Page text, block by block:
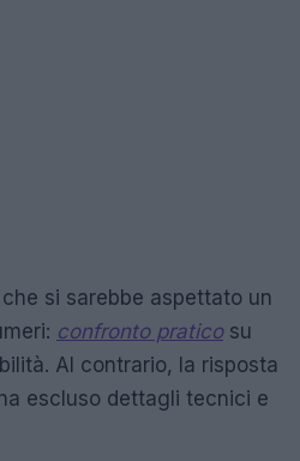
si sarebbe aspettato un
confronto praticosu
Al contrario, la risposta
escluso dettagli tecnici e